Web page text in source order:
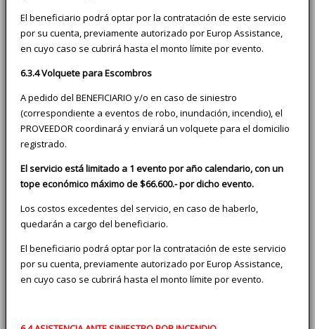
El beneficiario podrá optar por la contratación de este servicio
por su cuenta, previamente autorizado por Europ Assistance,
en cuyo caso se cubrirá hasta el monto límite por evento.
6.3.4 Volquete para Escombros
A pedido del BENEFICIARIO y/o en caso de siniestro
(correspondiente a eventos de robo, inundación, incendio), el
PROVEEDOR coordinará y enviará un volquete para el domicilio
registrado.
El servicio está limitado a 1 evento por año calendario, con un
tope económico máximo de $66.600.- por dicho evento.
Los costos excedentes del servicio, en caso de haberlo,
quedarán a cargo del beneficiario.
El beneficiario podrá optar por la contratación de este servicio
por su cuenta, previamente autorizado por Europ Assistance,
en cuyo caso se cubrirá hasta el monto límite por evento.